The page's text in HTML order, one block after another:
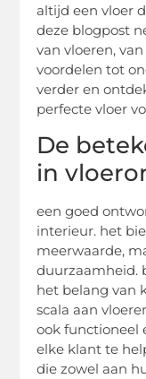
altijd een vloer
deze blogpost
van vloeren,
voordelen tot
verder en
perfecte vloer
De
in
een goed
interieur. het
meerwaarde,
duurzaamheid.
het belang van
scala aan
ook functioneel
elke klant te
die zowel aan